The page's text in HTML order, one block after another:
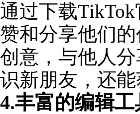
通过下载
赞和分享他们
创意，与他人
识新朋友，还
4.丰富的编辑